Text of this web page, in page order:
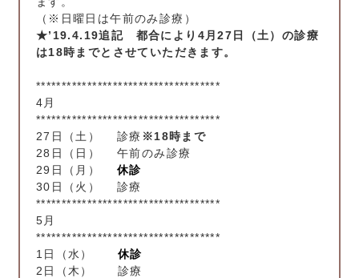
（※日曜日は午前のみ診療）
★’19.4.19追記 都合により4月27日（土）の診療
は18時までとさせていただきます。
************************************
4月
************************************
27日（土） 診療 ※18時まで
28日（日） 午前のみ診療
29日（月） 休診
30日（火） 診療
************************************
5月
************************************
1日（水） 休診
2日（木） 診療